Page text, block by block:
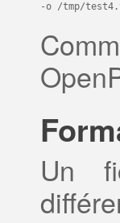
-o /tmp/
Un